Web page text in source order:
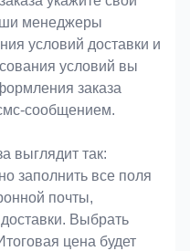
менеджеры
условий доставки и
условий вы
заказа
сообщением.
выглядит так:
заполнить все поля
почты,
Выбрать
цена будет